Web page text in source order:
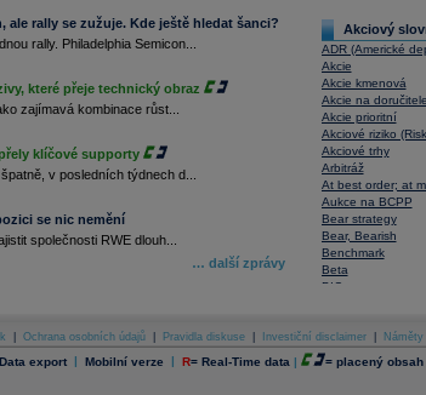
ale rally se zužuje. Kde ještě hledat šanci?
rally. Philadelphia Semicon...
které přeje technický obraz
zajímavá kombinace růst...
klíčové supporty
v posledních týdnech d...
se nic nemění
společnosti RWE dlouh...
… další zprávy
Akciový
ADR (Americké
Akcie
Akcie kmenová
Akcie na doručitele
Akcie prioritní
Akciové riziko
Akciové trhy
Arbitráž
At best order; at
Aukce na BCPP
Bear strategy
Bear, Bearish
Benchmark
Beta
BIC
Bonita
Book To Bill Ratio
Book Value
Ochrana osobních údajů Pravidla diskuse Investiční disclaimer Náměty
Data export | Mobilní verze | R= Real-Time data | = placený obsah